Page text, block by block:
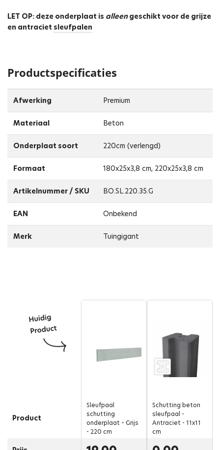
LET OP: deze onderplaat is alleengeschikt voor de grijze
en antraciet sleufpalen
Productspecificaties
Afwerking Premium
Materiaal Beton
Onderplaat soort 220cm (verlengd)
Formaat 180x25x3,8 cm, 220x25x3,8 cm
Artikelnummer / SKU BO.SL.220.35.G
EAN Onbekend
Merk Tuingigant
Product
Sleufpaal
schutting
onderplaat – Grijs
- 220 cm
Schutting beton
sleufpaal -
Antraciet - 11x11
cm